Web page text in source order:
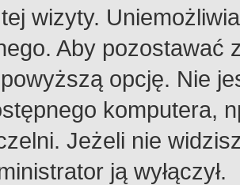
wizyty.
Aby pozostawać
opcję. Nie
komputera,
Jeżeli nie
ją wyłączył.